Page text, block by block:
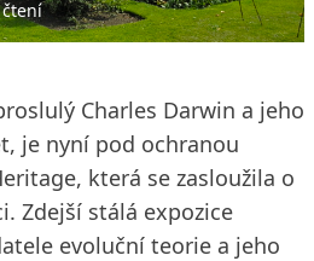
Charles Darwin a jeho
je nyní pod ochranou
která se zasloužila o
Zdejší stálá expozice
evoluční teorie a jeho